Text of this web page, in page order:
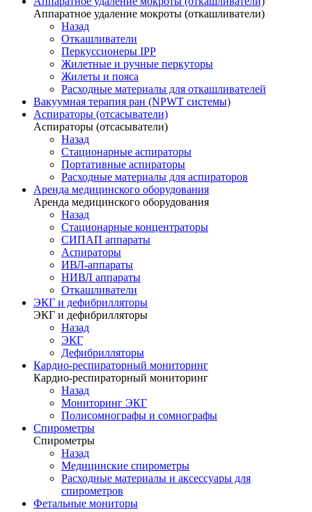
Аппаратное удаление мокроты (откашливатели)
Назад
Откашливатели
Перкуссионеры IPP
Жилетные и ручные перкуторы
Жилеты и пояса
Расходные материалы для откашливателей
Вакуумная терапия ран (NPWT системы)
Аспираторы (отсасыватели)
Аспираторы (отсасыватели)
Назад
Стационарные аспираторы
Портативные аспираторы
Расходные материалы для аспираторов
Аренда медицинского оборудования
Аренда медицинского оборудования
Назад
Стационарные концентраторы
СИПАП аппараты
Аспираторы
ИВЛ-аппараты
НИВЛ аппараты
Откашливатели
ЭКГ и дефибрилляторы
ЭКГ и дефибрилляторы
Назад
ЭКГ
Дефибрилляторы
Кардио-респираторный мониторинг
Кардио-респираторный мониторинг
Назад
Мониторинг ЭКГ
Полисомнографы и сомнографы
Спирометры
Спирометры
Назад
Медицинские спирометры
Расходные материалы и аксессуары для
спирометров
Фетальные мониторы